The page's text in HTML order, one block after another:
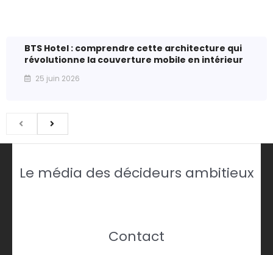
BTS Hotel : comprendre cette architecture qui
révolutionne la couverture mobile en intérieur
25 juin 2026
Le média des décideurs ambitieux
Contact